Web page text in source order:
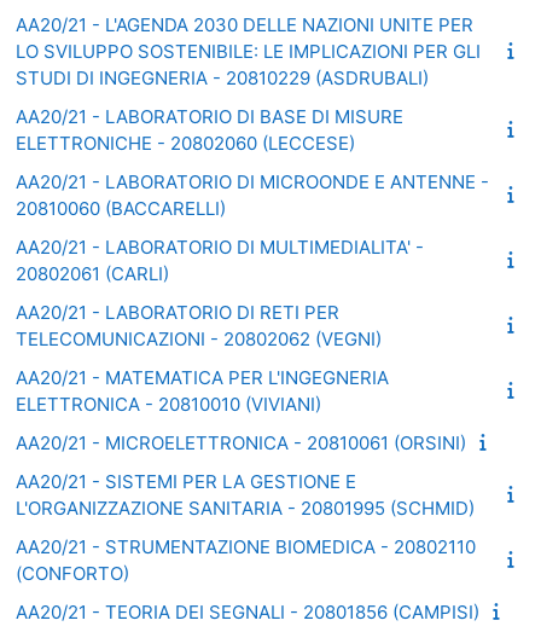
AA20/21 - L'AGENDA 2030 DELLE NAZIONI UNITE PER
LO SVILUPPO SOSTENIBILE: LE IMPLICAZIONI PER GLI
STUDI DI INGEGNERIA - 20810229 (ASDRUBALI)
AA20/21 - LABORATORIO DI BASE DI MISURE
ELETTRONICHE - 20802060 (LECCESE)
AA20/21 - LABORATORIO DI MICROONDE E ANTENNE -
20810060 (BACCARELLI)
AA20/21 - LABORATORIO DI MULTIMEDIALITA' -
20802061 (CARLI)
AA20/21 - LABORATORIO DI RETI PER
TELECOMUNICAZIONI - 20802062 (VEGNI)
AA20/21 - MATEMATICA PER L'INGEGNERIA
ELETTRONICA - 20810010 (VIVIANI)
AA20/21 - MICROELETTRONICA - 20810061 (ORSINI)
AA20/21 - SISTEMI PER LA GESTIONE E
L'ORGANIZZAZIONE SANITARIA - 20801995 (SCHMID)
AA20/21 - STRUMENTAZIONE BIOMEDICA - 20802110
(CONFORTO)
AA20/21 - TEORIA DEI SEGNALI - 20801856 (CAMPISI)